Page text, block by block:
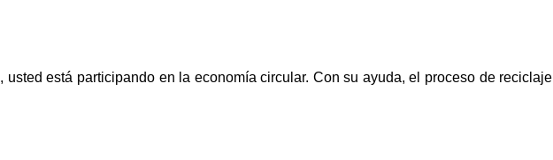
, usted está participando en la economía circular. Con su ayuda, el proceso de reciclaje